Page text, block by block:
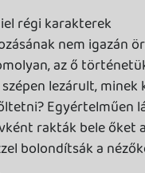
"rajongóvá" tett. Ami
a régi szerplök és
szinte már nem is
ezek nem lettek volna
számomra egy totál
fi lett volna, mint mondjuk
új Star Trek.
ideális világban 83.-ban
befejezödött